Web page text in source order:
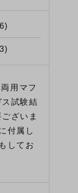
用マフ
試験結
ざいま
付属し
してお